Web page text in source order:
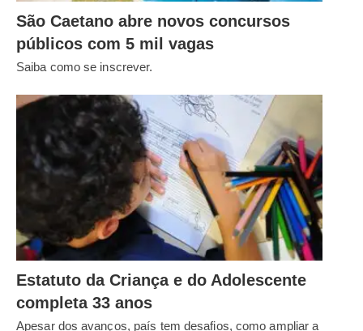
São Caetano abre novos concursos
públicos com 5 mil vagas
Saiba como se inscrever.
Estatuto da Criança e do Adolescente
completa 33 anos
Apesar dos avanços, país tem desafios, como ampliar a